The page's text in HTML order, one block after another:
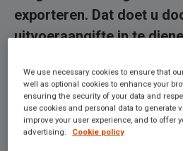
exporteren. Dat doet u
uitvoeraangifte in te
uitvoeraangiften in
helpen exporteurs uit alle
alle soorten producten,
bestemmingen. Ook
We use necessary cookies to ensure that
well as optional cookies to enhance your
ensuring the security of your data and
use cookies and personal data to generate
improve your user experience, and to offer
advertising.
Cookie policy